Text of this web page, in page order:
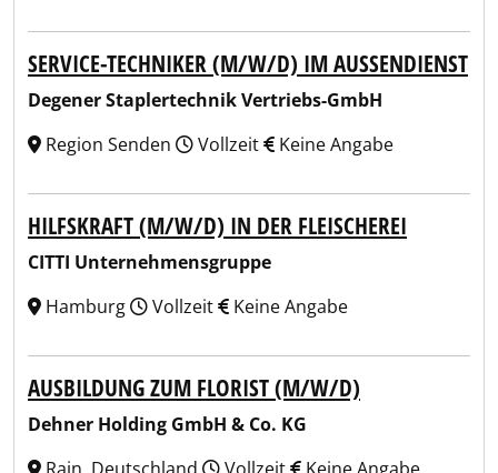
SERVICE-TECHNIKER (M/W/D) IM AUSSENDIENST
Degener Staplertechnik Vertriebs-GmbH
Region Senden
Vollzeit Keine Angabe
HILFSKRAFT (M/W/D) IN DER FLEISCHEREI
CITTI Unternehmensgruppe
Hamburg
Vollzeit Keine Angabe
AUSBILDUNG ZUM FLORIST (M/W/D)
Dehner Holding GmbH & Co. KG